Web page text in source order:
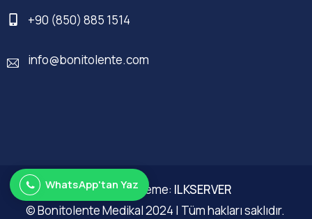
+90 (850) 885 1514
info@bonitolente.com
Web Düzenleme: ILKSERVER
© Bonitolente Medikal 2024 | Tüm hakları saklıdır.
WhatsApp'tan Yaz